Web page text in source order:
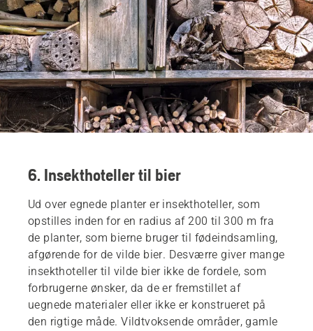
6. Insekthoteller til bier
Ud over egnede planter er insekthoteller, som
opstilles inden for en radius af 200 til 300 m fra
de planter, som bierne bruger til fødeindsamling,
afgørende for de vilde bier. Desværre giver mange
insekthoteller til vilde bier ikke de fordele, som
forbrugerne ønsker, da de er fremstillet af
uegnede materialer eller ikke er konstrueret på
den rigtige måde. Vildtvoksende områder, gamle